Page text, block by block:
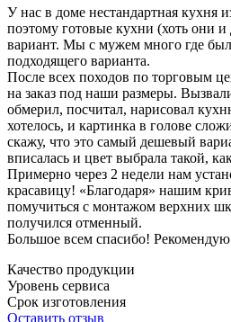
У нас в доме нестандартная кухня
поэтому готовые кухни (хоть они
вариант. Мы с мужем много где
подходящего варианта.
После всех походов по торговым
на заказ под наши размеры.
обмерил, посчитал, нарисовал
хотелось, и картинка в голове
скажу, что это самый дешевый
вписалась и цвет выбрала такой,
Примерно через 2 недели нам
красавицу! «Благодаря» нашим
помучиться с монтажом верхних
получился отменный.
Большое всем спасибо!
Качество продукции
Уровень сервиса
Срок изготовления
Оставить отзыв